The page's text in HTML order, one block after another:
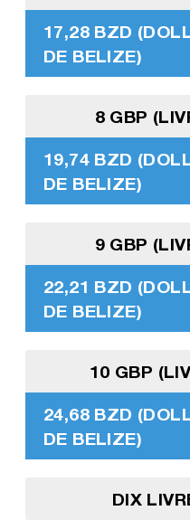
17,28 BZD
DE BELIZE)
8 GBP
19,74 BZD
DE BELIZE)
9 GBP
22,21 BZD
DE BELIZE)
10 GBP
24,68 BZD
DE BELIZE)
DIX